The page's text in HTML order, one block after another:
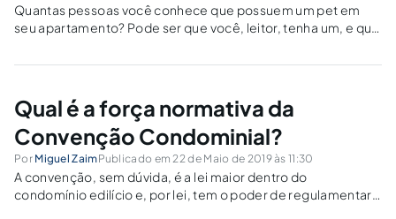
Quantas pessoas você conhece que possuem um pet em
seu apartamento? Pode ser que você, leitor, tenha um, e que
da sua família. Dados do IBGE, em pesquisa realizada no
Qual é a força normativa da
Convenção Condominial?
Por Miguel ZaimPublicado em 22 de Maio de 2019 às 11:30
A convenção, sem dúvida, é a lei maior dentro do
condomínio edilício e, por lei, tem o poder de regulamentar